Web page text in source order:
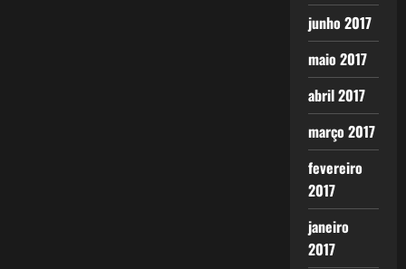
junho 2017
maio 2017
abril 2017
março 2017
fevereiro
2017
janeiro
2017